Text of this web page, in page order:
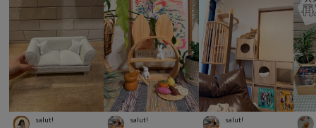
salut! salut! salut!